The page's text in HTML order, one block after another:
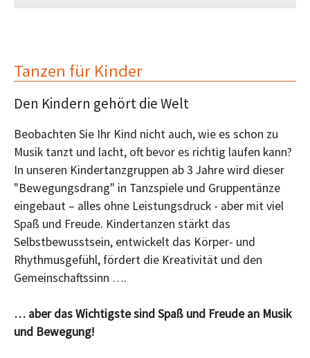
Tanzen für Kinder
Den Kindern gehört die Welt
Beobachten Sie Ihr Kind nicht auch, wie es schon zu
Musik tanzt und lacht, oft bevor es richtig laufen kann?
In unseren Kindertanzgruppen ab 3 Jahre wird dieser
"Bewegungsdrang" in Tanzspiele und Gruppentänze
eingebaut – alles ohne Leistungsdruck - aber mit viel
Spaß und Freude. Kindertanzen stärkt das
Selbstbewusstsein, entwickelt das Körper- und
Rhythmusgefühl, fördert die Kreativität und den
Gemeinschaftssinn ….
… aber das Wichtigste sind Spaß und Freude an Musik
und Bewegung!